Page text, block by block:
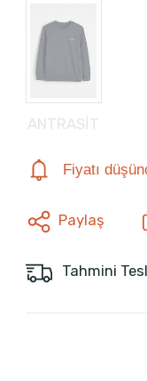
ANTRASİT
Fiyatı
Paylaş
Tahmini